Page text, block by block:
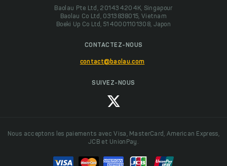
Baolau Pte Ltd, 201434204K, Singapour
Baolau Co Ltd, 0313838015, Vietnam
Boeki Up Co Ltd, 5140001101308, Japon
CONTACTEZ-NOUS
contact@baolau.com
SUIVEZ-NOUS
Nous acceptons les paiements avec Visa, MasterCard, American Express,
JCB et UnionPay.